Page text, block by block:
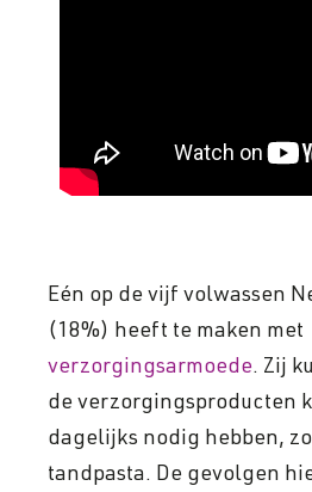
Eén op de vijf volwassen
(18%) heeft te maken met
verzorgingsarmoede. Zij
de verzorgingsproducten
dagelijks nodig hebben,
tandpasta. De gevolgen